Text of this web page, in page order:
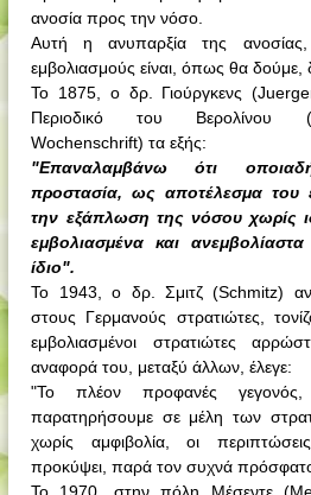
ανοσία προς την νόσο.
Αυτή η ανυπαρξία της
εμβολιασμούς είναι, όπως θα δούμε,
Το 1875, ο δρ. Γιούργκενς (
Περιοδικό του Βερολίνου (
Wochenschrift) τα εξής:
"Επαναλαμβάνω ότι
προστασία, ως αποτέλεσμα του
την εξάπλωση της νόσου χωρίς
εμβολιασμένα και
ίδιο".
Το 1943, ο δρ. Σμιτζ (Schmitz)
στους Γερμανούς στρατιώτες,
εμβολιασμένοι στρατιώτες
αναφορά του, μεταξύ άλλων, έλεγε:
"Το πλέον προφανές
παρατηρήσουμε σε μέλη των
χωρίς αμφιβολία, οι
προκύψει, παρά τον συχνά